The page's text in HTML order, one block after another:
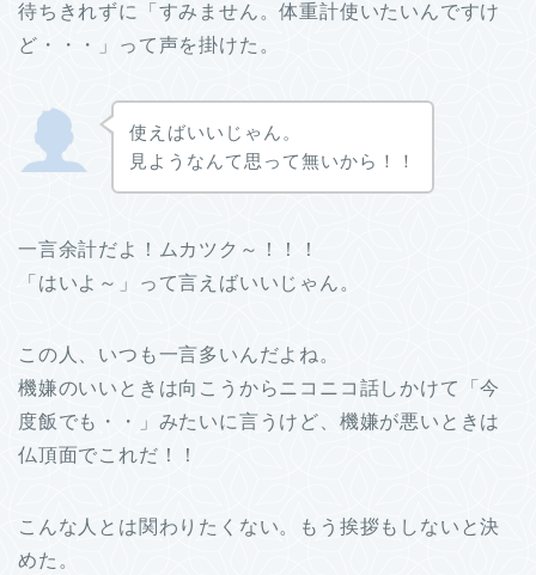
待ちきれずに「すみません。体重計使いたいんですけ
ど・・・」って声を掛けた。
使えばいいじゃん。
見ようなんて思って無いから！！
一言余計だよ！ムカツク～！！！
「はいよ～」って言えばいいじゃん。
この人、いつも一言多いんだよね。
機嫌のいいときは向こうからニコニコ話しかけて「今
度飯でも・・」みたいに言うけど、機嫌が悪いときは
仏頂面でこれだ！！
こんな人とは関わりたくない。もう挨拶もしないと決
めた。